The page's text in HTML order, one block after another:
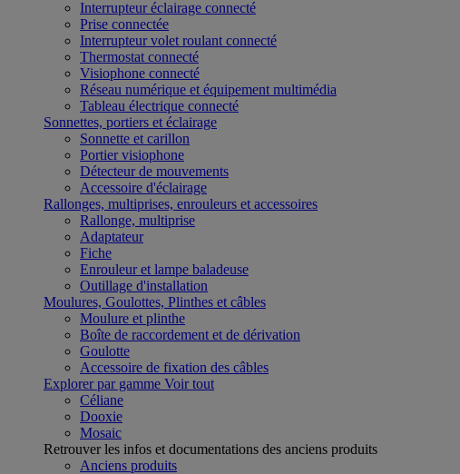
Interrupteur éclairage connecté
Prise connectée
Interrupteur volet roulant connecté
Thermostat connecté
Visiophone connecté
Réseau numérique et équipement multimédia
Tableau électrique connecté
Sonnettes, portiers et éclairage
Sonnette et carillon
Portier visiophone
Détecteur de mouvements
Accessoire d'éclairage
Rallonges, multiprises, enrouleurs et accessoires
Rallonge, multiprise
Adaptateur
Fiche
Enrouleur et lampe baladeuse
Outillage d'installation
Moulures, Goulottes, Plinthes et câbles
Moulure et plinthe
Boîte de raccordement et de dérivation
Goulotte
Accessoire de fixation des câbles
Explorer par gamme Voir tout
Céliane
Dooxie
Mosaic
Retrouver les infos et documentations des anciens produits
Anciens produits